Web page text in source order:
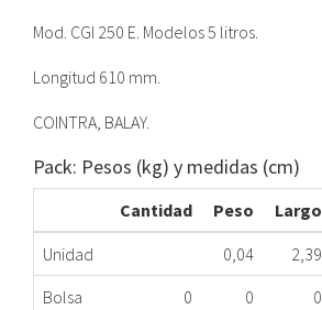
Mod. CGI 250 E. Modelos 5 litros.
Longitud 610 mm.
COINTRA, BALAY.
Pack: Pesos (kg) y medidas (cm)
Cantidad Peso Largo
Unidad
0,04 2,39
Bolsa
0 0 0